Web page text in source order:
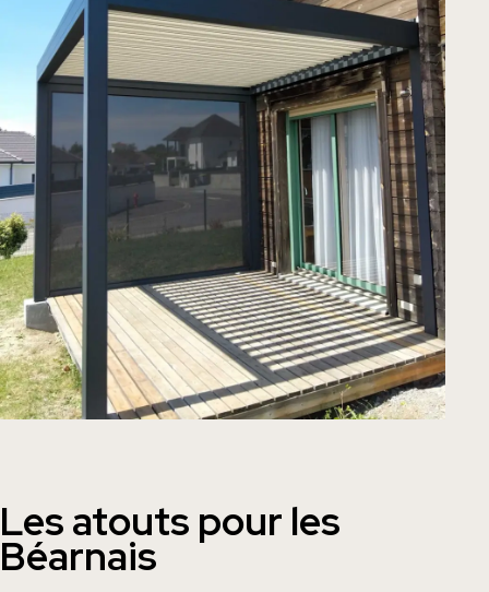
Les atouts pour les
Béarnais